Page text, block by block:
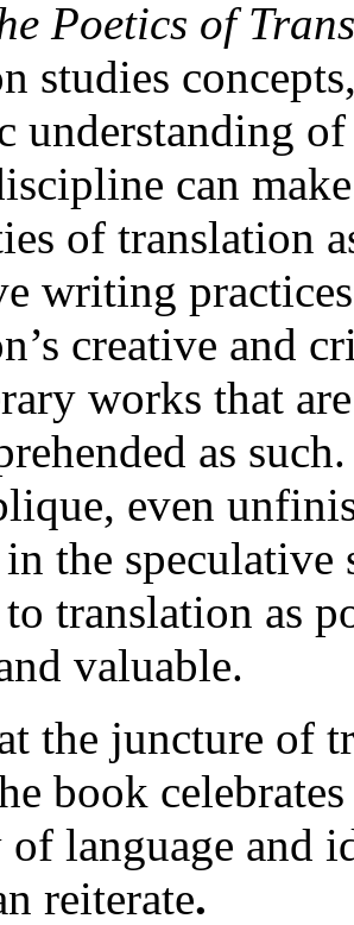
Poetics of
studies
understanding
can
of translation
writing
creative and
works that
as
even
the speculative
translation as
valuable.
the juncture of
book
language and
reiterate.